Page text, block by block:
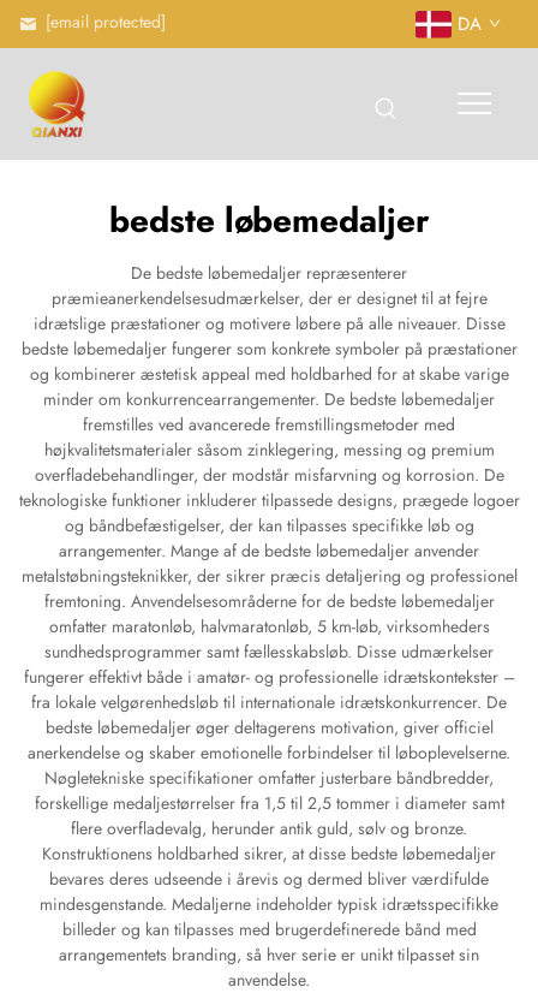
[email protected] DA
bedste løbemedaljer
De bedste løbemedaljer repræsenterer
præmieanerkendelsesudmærkelser, der er designet til at fejre
idrætslige præstationer og motivere løbere på alle niveauer. Disse
bedste løbemedaljer fungerer som konkrete symboler på præstationer
og kombinerer æstetisk appeal med holdbarhed for at skabe varige
minder om konkurrencearrangementer. De bedste løbemedaljer
fremstilles ved avancerede fremstillingsmetoder med
højkvalitetsmaterialer såsom zinklegering, messing og premium
overfladebehandlinger, der modstår misfarvning og korrosion. De
teknologiske funktioner inkluderer tilpassede designs, prægede logoer
og båndbefæstigelser, der kan tilpasses specifikke løb og
arrangementer. Mange af de bedste løbemedaljer anvender
metalstøbningsteknikker, der sikrer præcis detaljering og professionel
fremtoning. Anvendelsesområderne for de bedste løbemedaljer
omfatter maratonløb, halvmaratonløb, 5 km-løb, virksomheders
sundhedsprogrammer samt fællesskabsløb. Disse udmærkelser
fungerer effektivt både i amatør- og professionelle idrætskontekster –
fra lokale velgørenhedsløb til internationale idrætskonkurrencer. De
bedste løbemedaljer øger deltagerens motivation, giver officiel
anerkendelse og skaber emotionelle forbindelser til løboplevelserne.
Nøgletekniske specifikationer omfatter justerbare båndbredder,
forskellige medaljestørrelser fra 1,5 til 2,5 tommer i diameter samt
flere overfladevalg, herunder antik guld, sølv og bronze.
Konstruktionens holdbarhed sikrer, at disse bedste løbemedaljer
bevares deres udseende i årevis og dermed bliver værdifulde
mindesgenstande. Medaljerne indeholder typisk idrætsspecifikke
billeder og kan tilpasses med brugerdefinerede bånd med
arrangementets branding, så hver serie er unikt tilpasset sin
anvendelse.